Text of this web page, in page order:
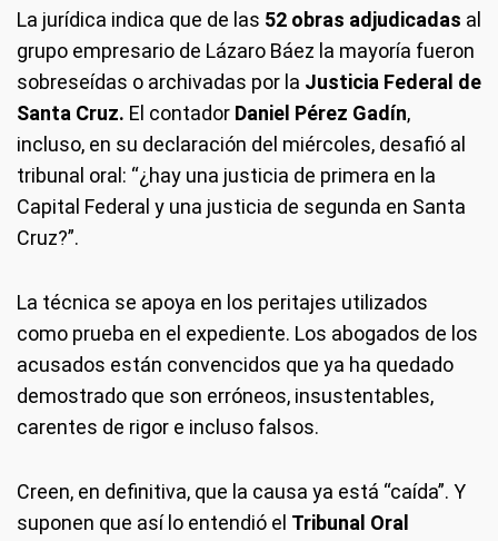
La jurídica indica que de las 52 obras adjudicadas al
grupo empresario de Lázaro Báez la mayoría fueron
sobreseídas o archivadas por la Justicia Federal de
Santa Cruz. El contador Daniel Pérez Gadín,
incluso, en su declaración del miércoles, desafió al
tribunal oral: “¿hay una justicia de primera en la
Capital Federal y una justicia de segunda en Santa
Cruz?”.
La técnica se apoya en los peritajes utilizados
como prueba en el expediente. Los abogados de los
acusados están convencidos que ya ha quedado
demostrado que son erróneos, insustentables,
carentes de rigor e incluso falsos.
Creen, en definitiva, que la causa ya está “caída”. Y
suponen que así lo entendió el Tribunal Oral